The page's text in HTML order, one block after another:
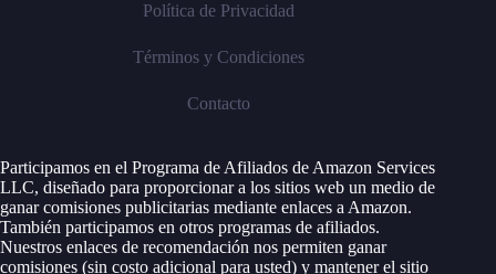
Política de Privacidad
Términos y Condiciones
Contacto
Participamos en el Programa de Afiliados de Amazon Services
LLC, diseñado para proporcionar a los sitios web un medio de
ganar comisiones publicitarias mediante enlaces a Amazon.
También participamos en otros programas de afiliados.
Nuestros enlaces de recomendación nos permiten ganar
comisiones (sin costo adicional para usted) y mantener el sitio